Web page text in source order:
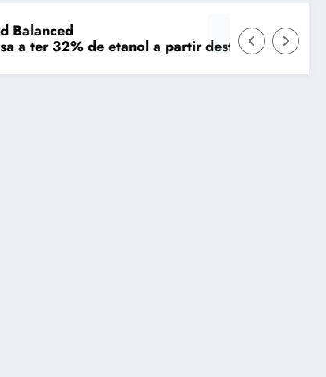
deste sábado; postos de Passo Fundo já
preços dos combustíveis e impacto do